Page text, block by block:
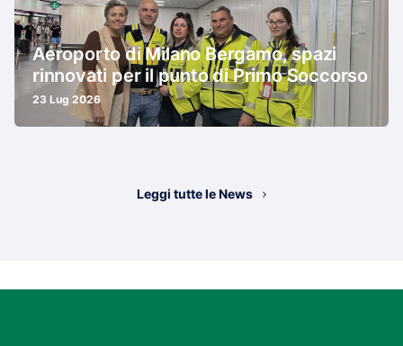
Aeroporto di Milano Bergamo, spazi
rinnovati per il punto di Primo Soccorso
23 Lug 2026
Leggi tutte le News